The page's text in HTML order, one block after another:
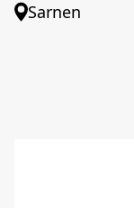
Sarnen